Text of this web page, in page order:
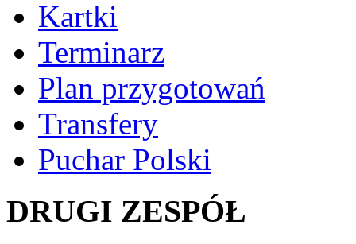
Kartki
Terminarz
Plan przygotowań
Transfery
Puchar Polski
DRUGI ZESPÓŁ